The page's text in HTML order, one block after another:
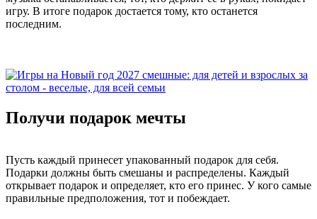
игру. В итоге подарок достается тому, кто останется
последним.
Получи подарок мечты
Пусть каждый принесет упакованный подарок для себя.
Подарки должны быть смешаны и распределены. Каждый
открывает подарок и определяет, кто его принес. У кого самые
правильные предположения, тот и побеждает.